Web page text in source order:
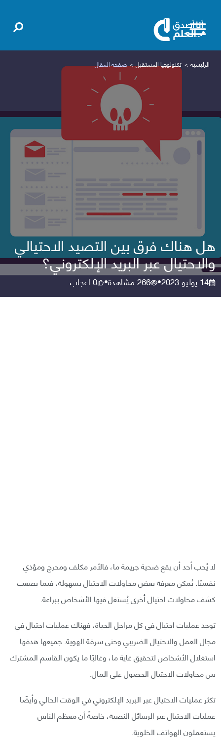
الرئيسية تكنولوجيا المستقبل صفحة المقال
هل هناك فرق بين التصيد الاحتيالي
والاحتيال عبر البريد الإلكتروني؟
14 يوليو 2023 •
266مشاهدة•
0اعجاب
لا يُحب أحد أن يقع ضحية جريمة ما، فالأمر مكلف ومحرج ومؤذي
نفسيًا. يُمكن معرفة بعض محاولات الاحتيال بسهولة، فيما يصعب
كشف محاولات احتيال أخرى يُستغل فيها الأشخاص ببراعة.
توجد عمليات احتيال في كل مراحل الحياة، فهناك عمليات احتيال في
مجال العمل والاحتيال الضريبي وحتى سرقة الهوية. جميعها هدفها
استغلال الأشخاص لتحقيق غاية ما، وغالبًا ما يكون القاسم المشترك
بين محاولات الاحتيال الحصول على المال.
تكثر عمليات الاحتيال عبر البريد الإلكتروني في الوقت الحالي وأيضًا
عمليات الاحتيال عبر الرسائل النصية، خاصةً أن معظم الناس
يستعملون الهواتف الخلوية.